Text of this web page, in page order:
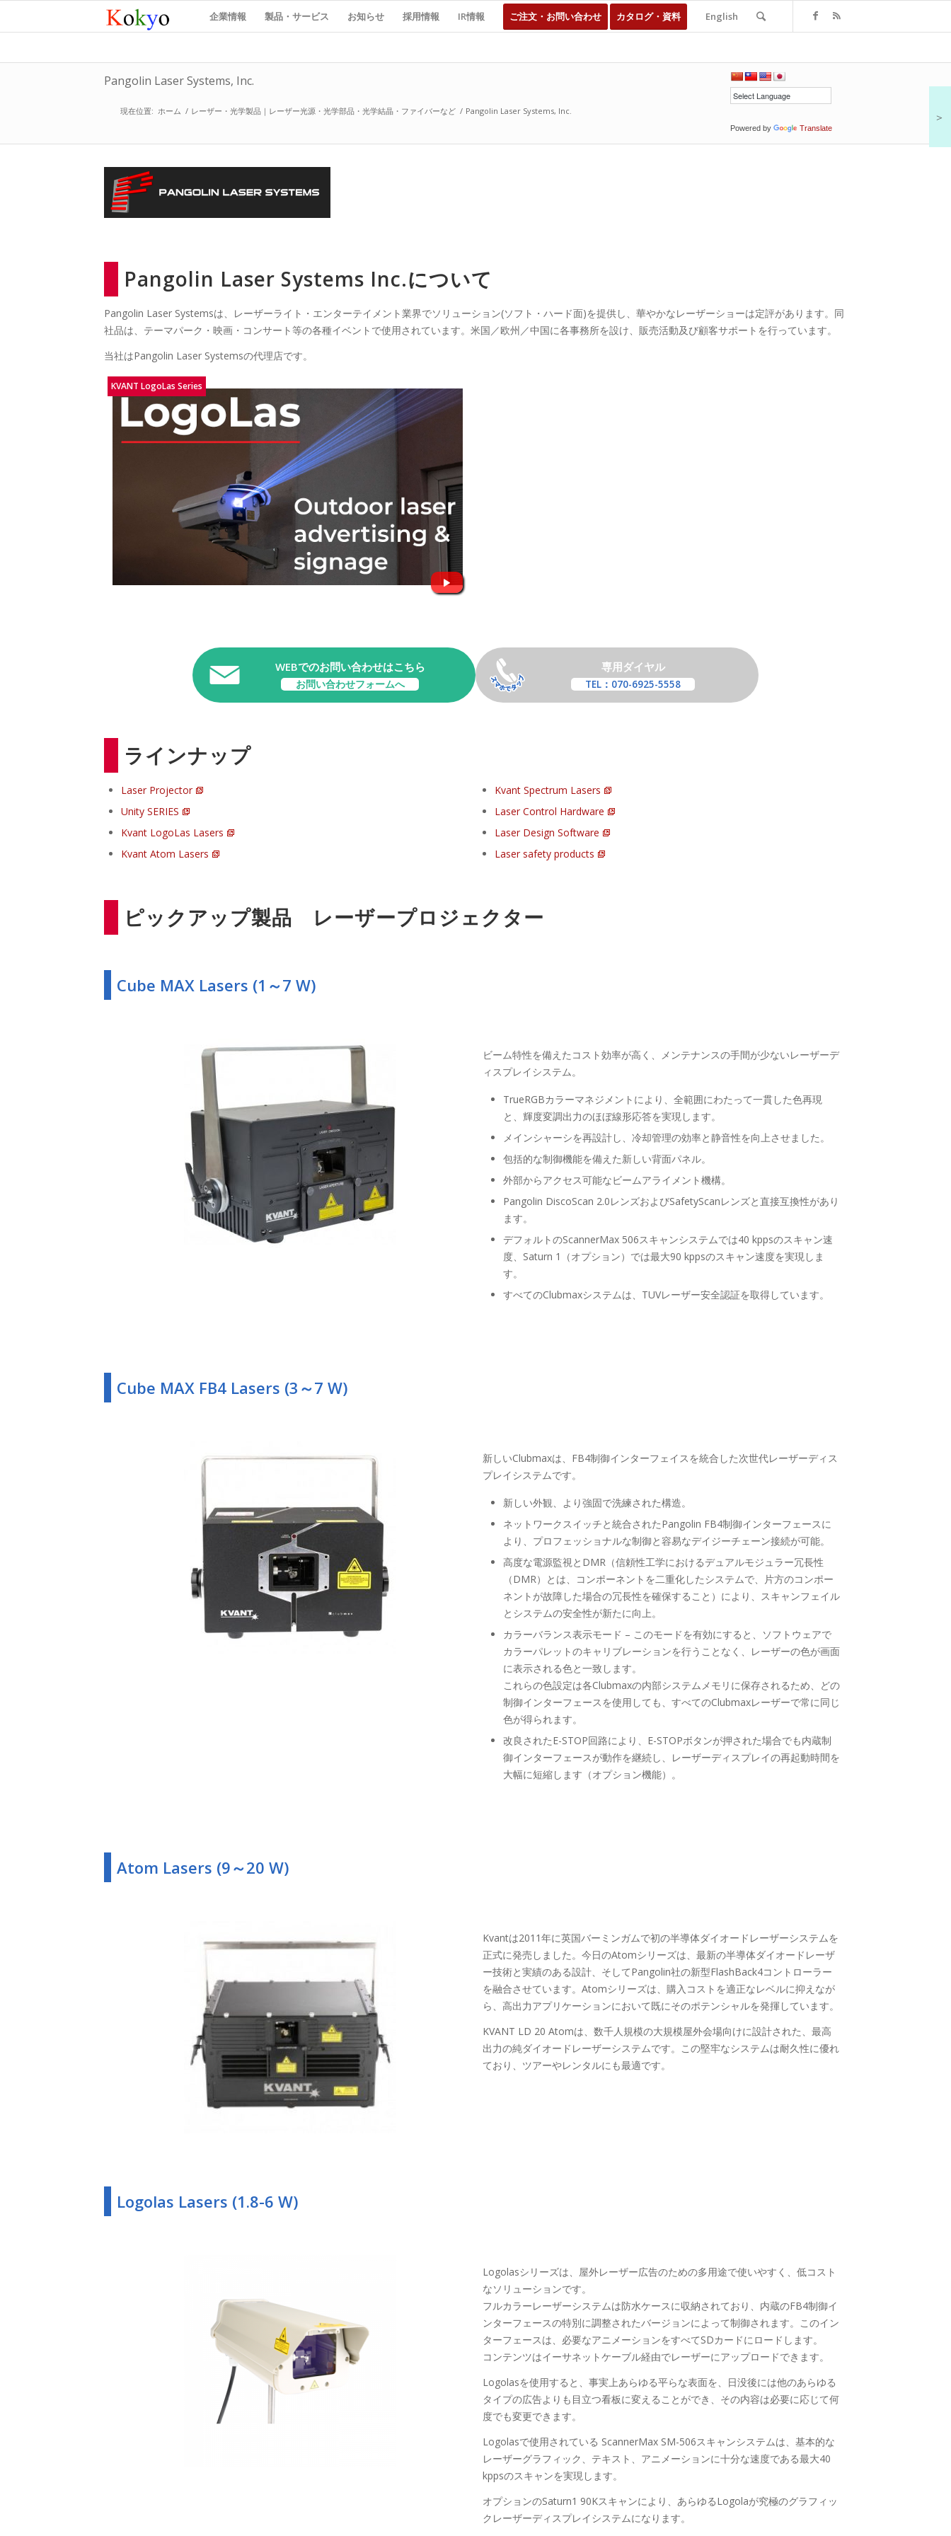
企業情報 製品・サービス お知らせ 採用情報 IR情報 ご注文・お問い合わせ カタログ・資料 English
Pangolin Laser Systems, Inc.
Powered by Translate
現在位置: ホーム / レーザー・光学製品｜レーザー光源・光学部品・光学結晶・ファイバーなど / Pangolin Laser Systems, Inc.
Pangolin Laser Systems Inc.について
Pangolin Laser Systemsは、レーザーライト・エンターテイメント業界でソリューション(ソフト・ハード面)を提供し、華やかなレーザーショーは定評があります。同
社品は、テーマパーク・映画・コンサート等の各種イベントで使用されています。米国／欧州／中国に各事務所を設け、販売活動及び顧客サポートを行っています。
当社はPangolin Laser Systemsの代理店です。
KVANT LogoLas Series
WEBでのお問い合わせはこちら
お問い合わせフォームへ
専用ダイヤル
TEL：070-6925-5558
ラインナップ
Laser Projector
Unity SERIES
Kvant LogoLas Lasers
Kvant Atom Lasers
Kvant Spectrum Lasers
Laser Control Hardware
Laser Design Software
Laser safety products
ピックアップ製品 レーザープロジェクター
Cube MAX Lasers (1～7 W)
ビーム特性を備えたコスト効率が高く、メンテナンスの手間が少ないレーザーデ
ィスプレイシステム。
TrueRGBカラーマネジメントにより、全範囲にわたって一貫した色再現
と、輝度変調出力のほぼ線形応答を実現します。
メインシャーシを再設計し、冷却管理の効率と静音性を向上させました。
包括的な制御機能を備えた新しい背面パネル。
外部からアクセス可能なビームアライメント機構。
Pangolin DiscoScan 2.0レンズおよびSafetyScanレンズと直接互換性があり
ます。
デフォルトのScannerMax 506スキャンシステムでは40 kppsのスキャン速
度、Saturn 1（オプション）では最大90 kppsのスキャン速度を実現しま
す。
すべてのClubmaxシステムは、TUVレーザー安全認証を取得しています。
Cube MAX FB4 Lasers (3～7 W)
新しいClubmaxは、FB4制御インターフェイスを統合した次世代レーザーディス
プレイシステムです。
新しい外観、より強固で洗練された構造。
ネットワークスイッチと統合されたPangolin FB4制御インターフェースに
より、プロフェッショナルな制御と容易なデイジーチェーン接続が可能。
高度な電源監視とDMR（信頼性工学におけるデュアルモジュラー冗長性
（DMR）とは、コンポーネントを二重化したシステムで、片方のコンポー
ネントが故障した場合の冗長性を確保すること）により、スキャンフェイル
とシステムの安全性が新たに向上。
カラーバランス表示モード – このモードを有効にすると、ソフトウェアで
カラーパレットのキャリブレーションを行うことなく、レーザーの色が画面
に表示される色と一致します。
これらの色設定は各Clubmaxの内部システムメモリに保存されるため、どの
制御インターフェースを使用しても、すべてのClubmaxレーザーで常に同じ
色が得られます。
改良されたE-STOP回路により、E-STOPボタンが押された場合でも内蔵制
御インターフェースが動作を継続し、レーザーディスプレイの再起動時間を
大幅に短縮します（オプション機能）。
Atom Lasers (9～20 W)
Kvantは2011年に英国バーミンガムで初の半導体ダイオードレーザーシステムを
正式に発売しました。今日のAtomシリーズは、最新の半導体ダイオードレーザ
ー技術と実績のある設計、そしてPangolin社の新型FlashBack4コントローラー
を融合させています。Atomシリーズは、購入コストを適正なレベルに抑えなが
ら、高出力アプリケーションにおいて既にそのポテンシャルを発揮しています。
KVANT LD 20 Atomは、数千人規模の大規模屋外会場向けに設計された、最高
出力の純ダイオードレーザーシステムです。この堅牢なシステムは耐久性に優れ
ており、ツアーやレンタルにも最適です。
Logolas Lasers (1.8-6 W)
Logolasシリーズは、屋外レーザー広告のための多用途で使いやすく、低コスト
なソリューションです。
フルカラーレーザーシステムは防水ケースに収納されており、内蔵のFB4制御イ
ンターフェースの特別に調整されたバージョンによって制御されます。このイン
ターフェースは、必要なアニメーションをすべてSDカードにロードします。
コンテンツはイーサネットケーブル経由でレーザーにアップロードできます。
Logolasを使用すると、事実上あらゆる平らな表面を、日没後には他のあらゆる
タイプの広告よりも目立つ看板に変えることができ、その内容は必要に応じて何
度でも変更できます。
Logolasで使用されている ScannerMax SM-506スキャンシステムは、基本的な
レーザーグラフィック、テキスト、アニメーションに十分な速度である最大40
kppsのスキャンを実現します。
オプションのSaturn1 90Kスキャンにより、あらゆるLogolaが究極のグラフィッ
クレーザーディスプレイシステムになります。
＞